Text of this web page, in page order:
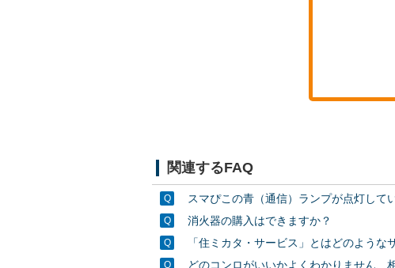
関連するFAQ
スマぴこの青（通信）ランプが点灯して
消火器の購入はできますか？
「住ミカタ・サービス」とはどのような
どのコンロがいいかよくわかりません、